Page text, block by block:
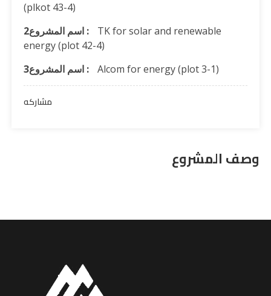
(plkot 43-4)
اسم المشروع2 :
TK for solar and renewable
energy (plot 42-4)
اسم المشروع3 :
Alcom for energy (plot 3-1)
مشاركه
وصف المشروع